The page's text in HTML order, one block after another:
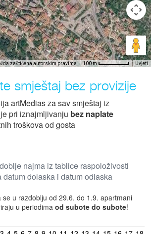
zaštićena autorskim pravima 100 m Uvjeti
smještaj bez provizije
artMedias za sav smještaj iz
pri iznajmljivanju bez naplate
troškova od gosta
najma iz tablice raspoloživosti
datum dolaska i datum odlaska
se u razdoblju od 29.6. do 1.9. apartmani
u periodima od subote do subote!